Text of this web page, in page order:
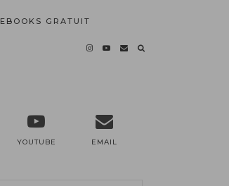
EBOOKS GRATUIT
YOUTUBE EMAIL